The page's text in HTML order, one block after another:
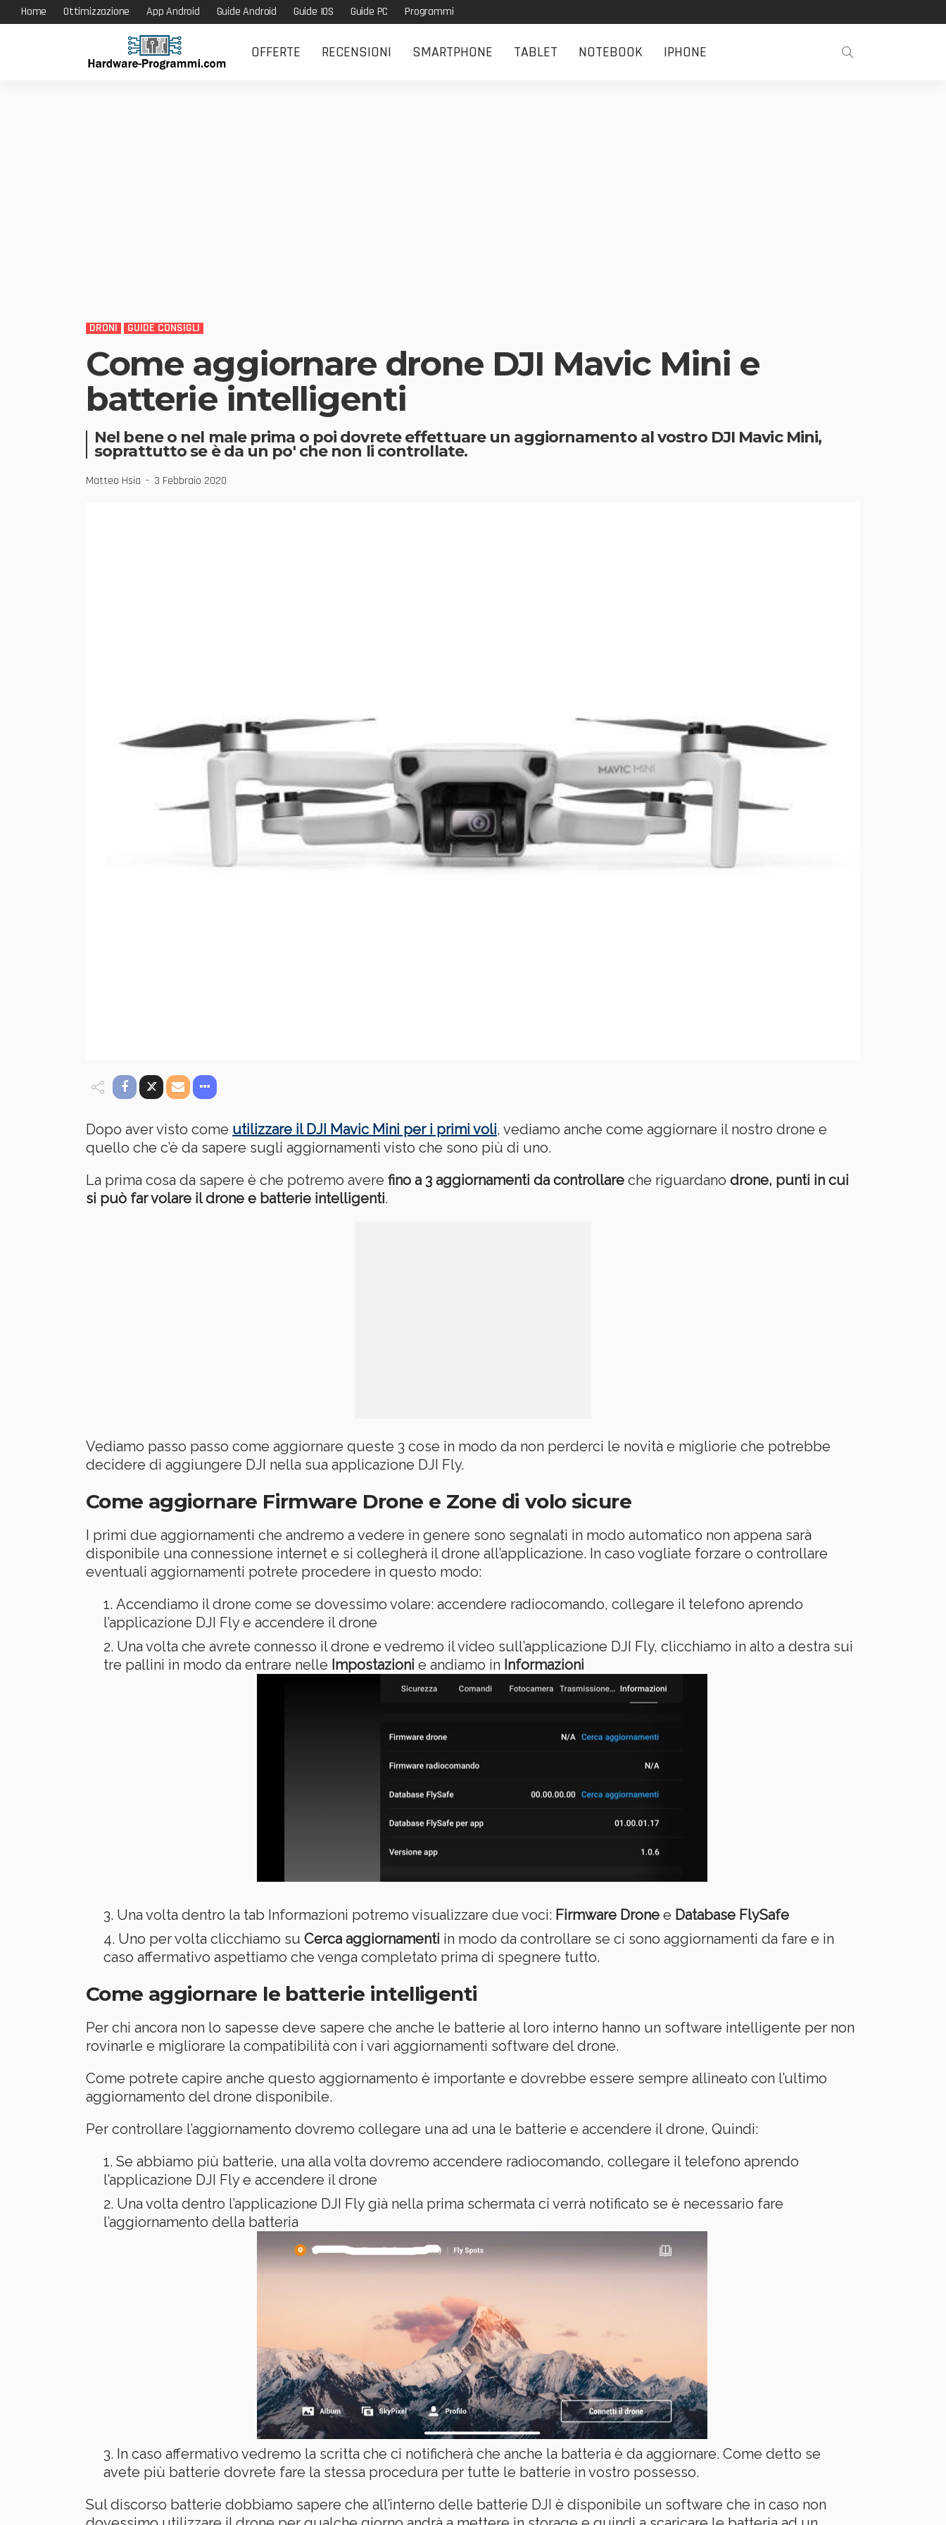
Home Ottimizzazione App Android Guide Android Guide IOS Guide PC Programmi
OFFERTE RECENSIONI SMARTPHONE TABLET NOTEBOOK IPHONE
DRONI GUIDE CONSIGLI
Come aggiornare drone DJI Mavic Mini e
batterie intelligenti
Nel bene o nel male prima o poi dovrete effettuare un aggiornamento al vostro DJI Mavic Mini,
soprattutto se è da un po' che non li controllate.
Matteo Hsia 3 Febbraio 2020
Dopo aver visto come utilizzare il DJI Mavic Mini per i primi voli, vediamo anche come aggiornare il nostro drone e
quello che c’è da sapere sugli aggiornamenti visto che sono più di uno.
La prima cosa da sapere è che potremo avere fino a 3 aggiornamenti da controllare che riguardano drone, punti in cui
si può far volare il drone e batterie intelligenti.
Vediamo passo passo come aggiornare queste 3 cose in modo da non perderci le novità e migliorie che potrebbe
decidere di aggiungere DJI nella sua applicazione DJI Fly.
Come aggiornare Firmware Drone e Zone di volo sicure
I primi due aggiornamenti che andremo a vedere in genere sono segnalati in modo automatico non appena sarà
disponibile una connessione internet e si collegherà il drone all’applicazione. In caso vogliate forzare o controllare
eventuali aggiornamenti potrete procedere in questo modo:
Accendiamo il drone come se dovessimo volare: accendere radiocomando, collegare il telefono aprendo
l’applicazione DJI Fly e accendere il drone
Una volta che avrete connesso il drone e vedremo il video sull’applicazione DJI Fly, clicchiamo in alto a destra sui
tre pallini in modo da entrare nelle Impostazioni e andiamo in Informazioni
Una volta dentro la tab Informazioni potremo visualizzare due voci: Firmware Drone e Database FlySafe
Uno per volta clicchiamo su Cerca aggiornamenti in modo da controllare se ci sono aggiornamenti da fare e in
caso affermativo aspettiamo che venga completato prima di spegnere tutto.
Come aggiornare le batterie intelligenti
Per chi ancora non lo sapesse deve sapere che anche le batterie al loro interno hanno un software intelligente per non
rovinarle e migliorare la compatibilità con i vari aggiornamenti software del drone.
Come potrete capire anche questo aggiornamento è importante e dovrebbe essere sempre allineato con l’ultimo
aggiornamento del drone disponibile.
Per controllare l’aggiornamento dovremo collegare una ad una le batterie e accendere il drone, Quindi:
Se abbiamo più batterie, una alla volta dovremo accendere radiocomando, collegare il telefono aprendo
l’applicazione DJI Fly e accendere il drone
Una volta dentro l’applicazione DJI Fly già nella prima schermata ci verrà notificato se è necessario fare
l’aggiornamento della batteria
In caso affermativo vedremo la scritta che ci notificherà che anche la batteria è da aggiornare. Come detto se
avete più batterie dovrete fare la stessa procedura per tutte le batterie in vostro possesso.
Sul discorso batterie dobbiamo sapere che all’interno delle batterie DJI è disponibile un software che in caso non